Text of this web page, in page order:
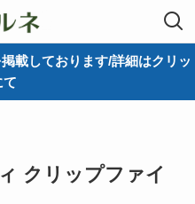
載しております/詳細はクリッ
て
クリップファイ